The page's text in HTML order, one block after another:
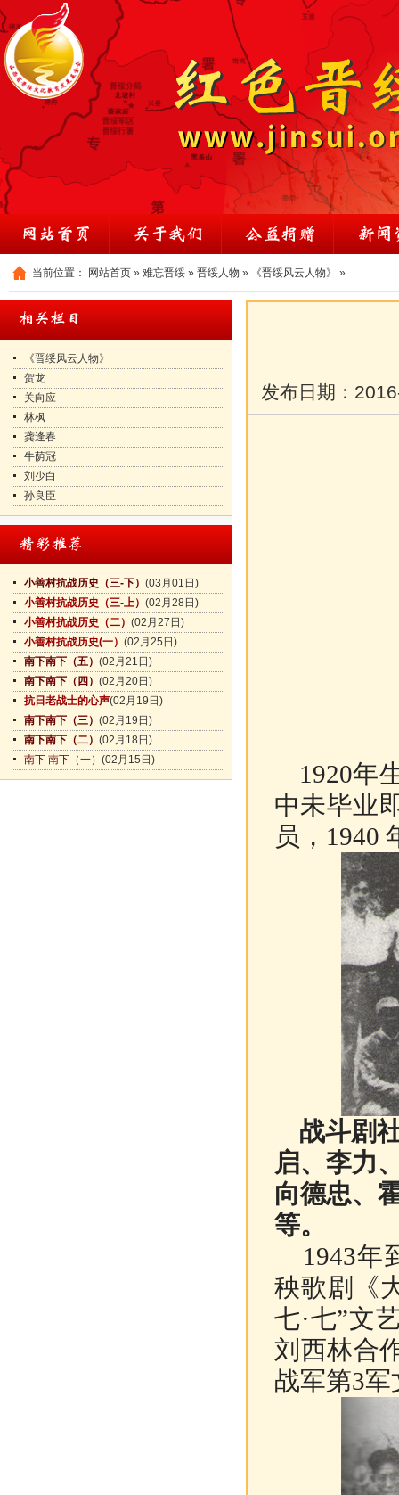
当前位置： 网站首页 » 难忘晋绥 » 晋绥人物 » 《晋绥风云人物》 »
《晋绥风云人物》
贺龙
关向应
林枫
龚逢春
牛荫冠
刘少白
孙良臣
小善村抗战历史（三-下） (03月01日)
小善村抗战历史（三-上） (02月28日)
小善村抗战历史（二） (02月27日)
小善村抗战历史(一） (02月25日)
南下南下（五） (02月21日)
南下南下（四） (02月20日)
抗日老战士的心声(02月19日)
南下南下（三） (02月19日)
南下南下（二） (02月18日)
南下 南下（一） (02月15日)
发布日期：
1920年
中未毕业
员，1940
战斗剧
启、李力
向德忠、
等。
1943年
秧歌剧《
七·七”文
刘西林合
战军第3